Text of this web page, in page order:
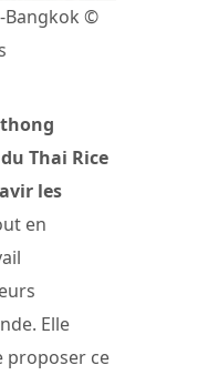
Bangkok ©
Thai Rice
les
en
Elle
proposer ce